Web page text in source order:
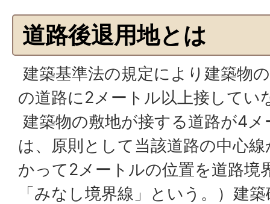
道路後退用地とは
建築基準法の規定により建築物
の道路に2メートル以上接してい
建築物の敷地が接する道路が4
は、原則として当該道路の中心
かって2メートルの位置を道路境
「みなし境界線」という。）建